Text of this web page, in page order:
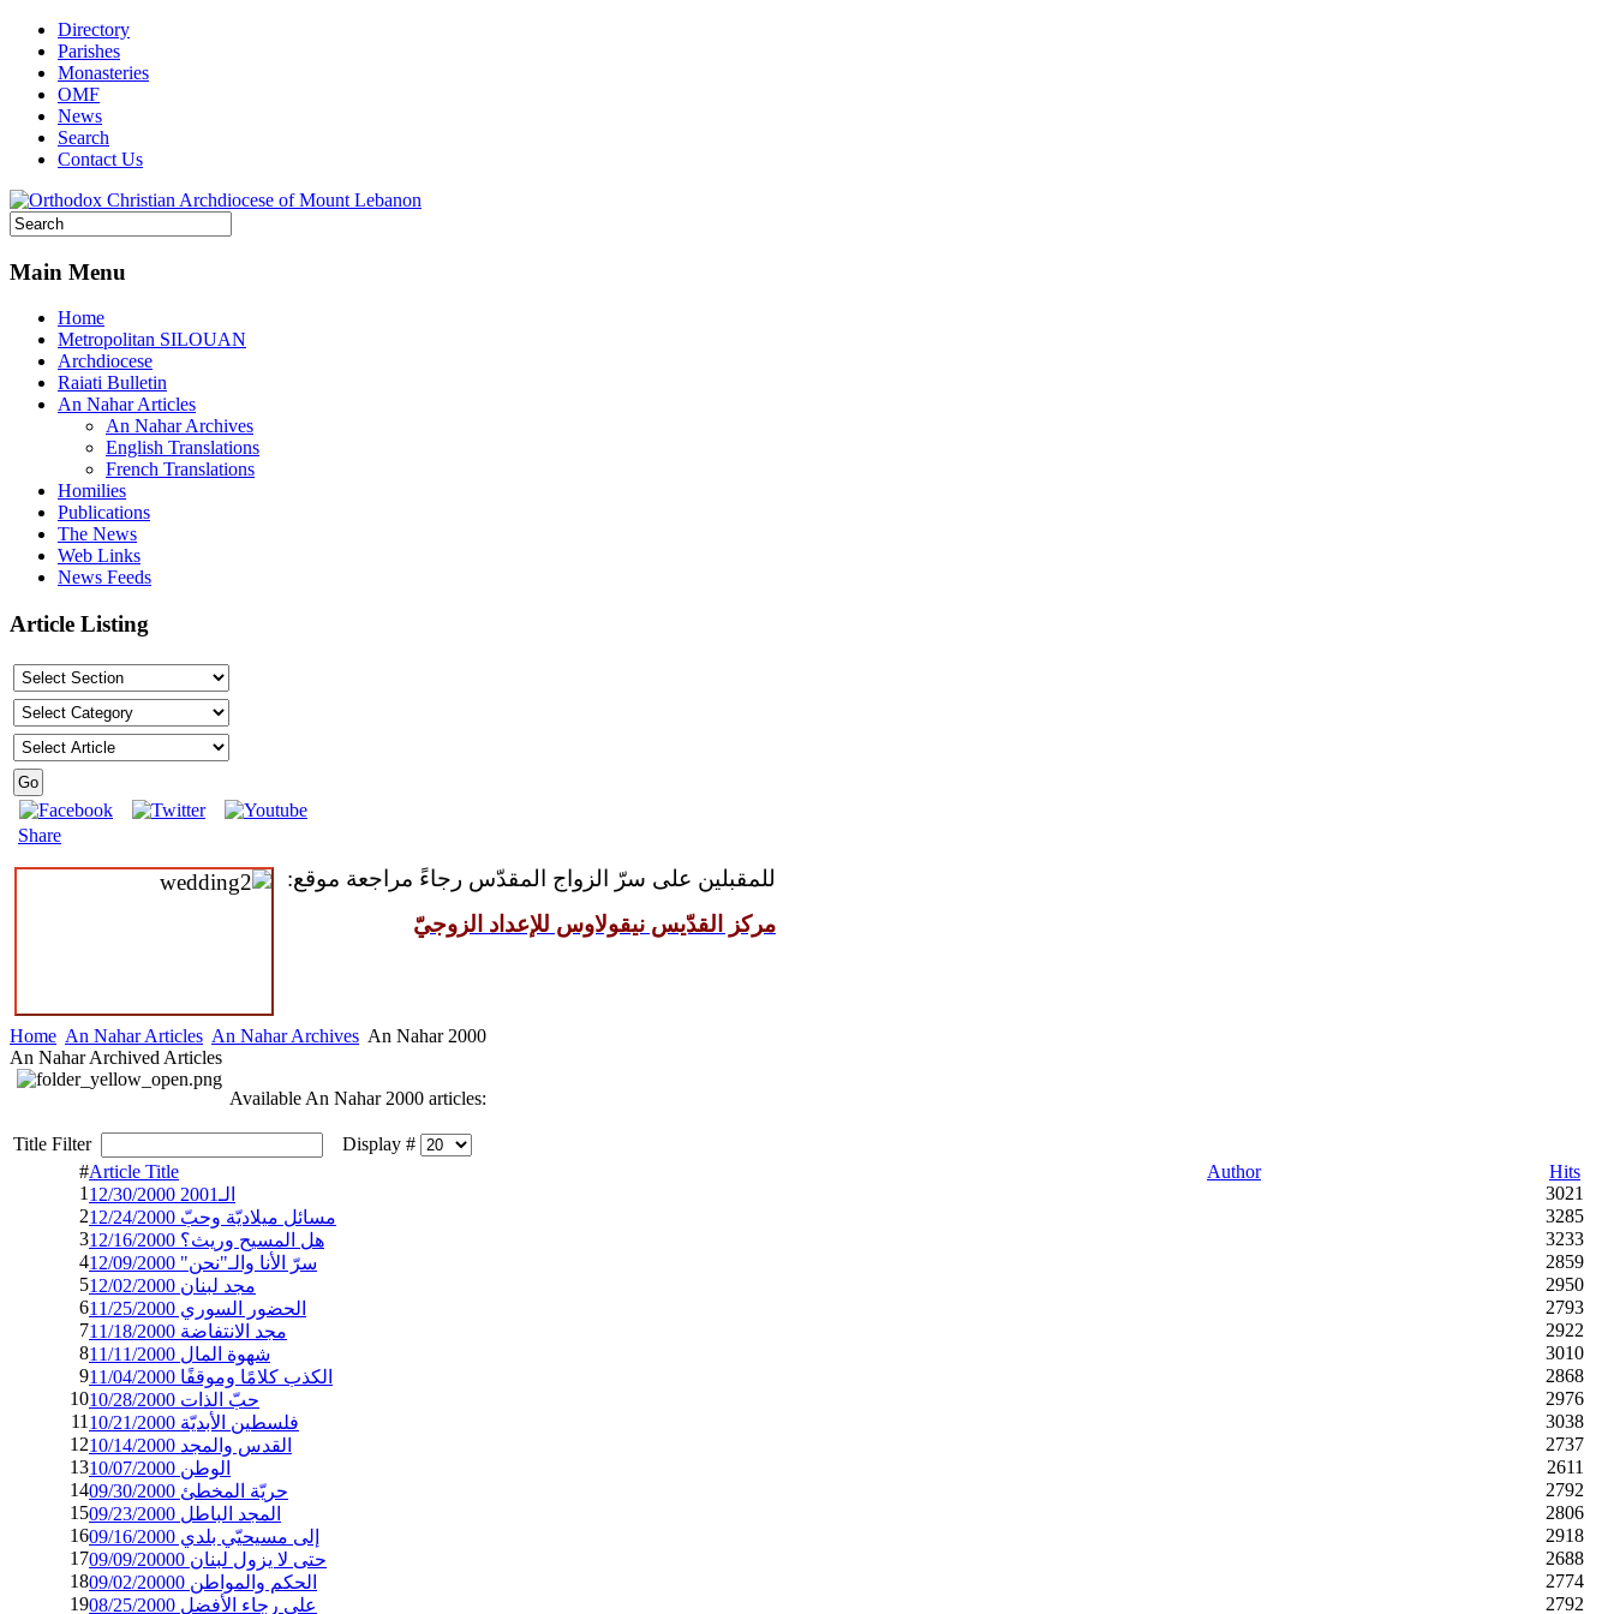
Directory
Parishes
Monasteries
OMF
News
Search
Contact Us
Main Menu
Home
Metropolitan SILOUAN
Archdiocese
Raiati Bulletin
An Nahar Articles
An Nahar Archives
English Translations
French Translations
Homilies
Publications
The News
Web Links
News Feeds
Article Listing
Share
للمقبلين على سرّ الزواج المقدّس رجاءً مراجعة موقع:
مركز القدّيس نيقولاوس للإعداد الزوجيّ
Home An Nahar Articles An Nahar Archives An Nahar 2000
An Nahar Archived Articles
Available An Nahar 2000 articles:
Title Filter
Display #
#Article Title Author
Hits
1
الـ2001 12/30/2000
3021
2
مسائل ميلاديّة وحبّ 12/24/2000
3285
3
هل المسيح وريث؟ 12/16/2000
3233
4
سرّ الأنا والـ"نحن" 12/09/2000
2859
5
مجد لبنان 12/02/2000
2950
6
الحضور السوري 11/25/2000
2793
7
مجد الانتفاضة 11/18/2000
2922
8
شهوة المال 11/11/2000
3010
9
الكذب كلامًا وموقفًا 11/04/2000
2868
10
حبّ الذات 10/28/2000
2976
11
فلسطين الأبديّة 10/21/2000
3038
12
القدس والمجد 10/14/2000
2737
13
الوطن 10/07/2000
2611
14
حريّة المخطئ 09/30/2000
2792
15
المجد الباطل 09/23/2000
2806
16
إلى مسيحيّي بلدي 09/16/2000
2918
17
حتى لا يزول لبنان 09/09/20000
2688
18
الحكم والمواطن 09/02/20000
2774
19
على رجاء الأفضل 08/25/2000 2792